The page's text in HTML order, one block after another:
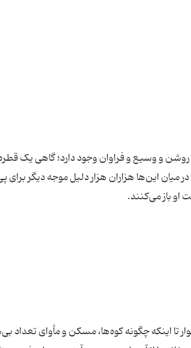
روشن و وسیع و فراوان وجود دارد؛ گاهی یک
این‌ها هزاران هزار دلیل موجه دیگر برای
اینکه چگونه کوه‌ها، مسکن و مأوای تعداد